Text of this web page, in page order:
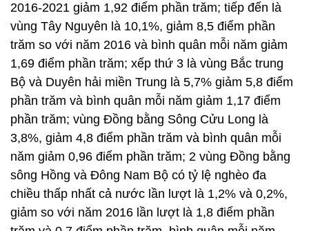
2016-2021 giảm 1,92 điểm phần trăm; tiếp đến là
vùng Tây Nguyên là 10,1%, giảm 8,5 điểm phần
trăm so với năm 2016 và bình quân mỗi năm giảm
1,69 điểm phần trăm; xếp thứ 3 là vùng Bắc trung
Bộ và Duyên hải miền Trung là 5,7% giảm 5,8 điểm
phần trăm và bình quân mỗi năm giảm 1,17 điểm
phần trăm; vùng Đồng bằng Sông Cửu Long là
3,8%, giảm 4,8 điểm phần trăm và bình quân mỗi
năm giảm 0,96 điểm phần trăm; 2 vùng Đồng bằng
sông Hồng và Đông Nam Bộ có tỷ lệ nghèo đa
chiều thấp nhất cả nước lần lượt là 1,2% và 0,2%,
giảm so với năm 2016 lần lượt là 1,8 điểm phần